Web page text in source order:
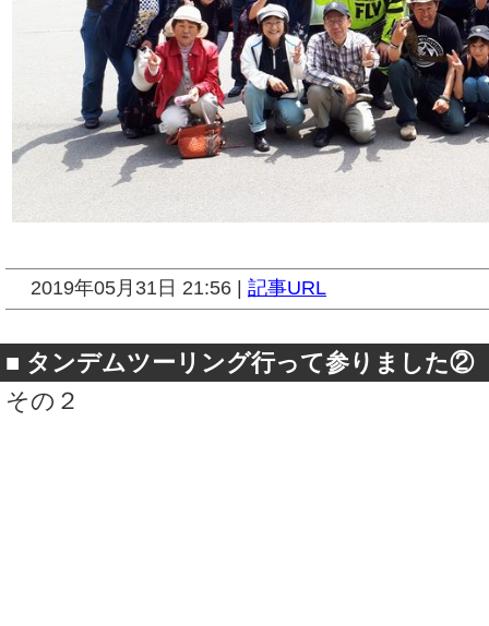
2019年05月31日 21:56 | 記事URL
■ タンデムツーリング行って参りました②
その２